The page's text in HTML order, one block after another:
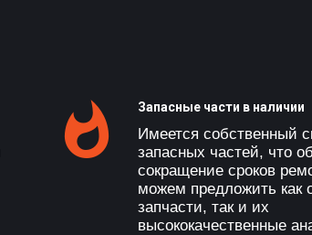
Запасные части в наличии
Имеется собственный
запасных частей, что
сокращение сроков
можем предложить как
запчасти, так и их
высококачественные